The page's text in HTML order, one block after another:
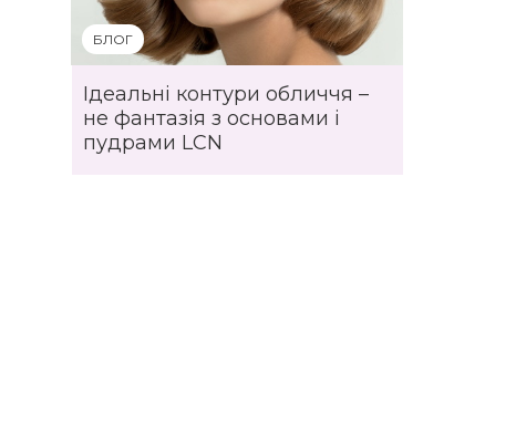
БЛОГ
Ідеальні контури обличчя –
не фантазія з основами і
пудрами LCN